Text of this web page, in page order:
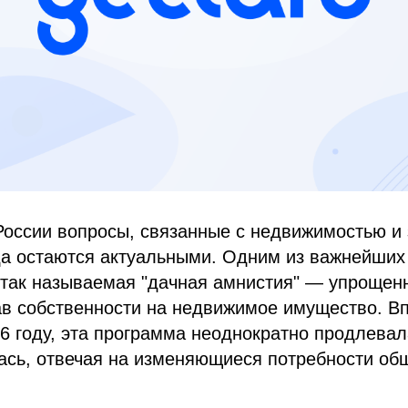
вопросы, связанные с недвижимостью
остаются актуальными. Одним из важнейших
называемая "дачная амнистия" —
собственности на недвижимое имущество.
году, эта программа неоднократно
отвечая на изменяющиеся потребности